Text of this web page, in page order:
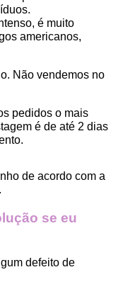
é muito
americanos,
Não vendemos no
pedidos o mais
é de até 2 dias
de acordo com a
se eu
defeito de